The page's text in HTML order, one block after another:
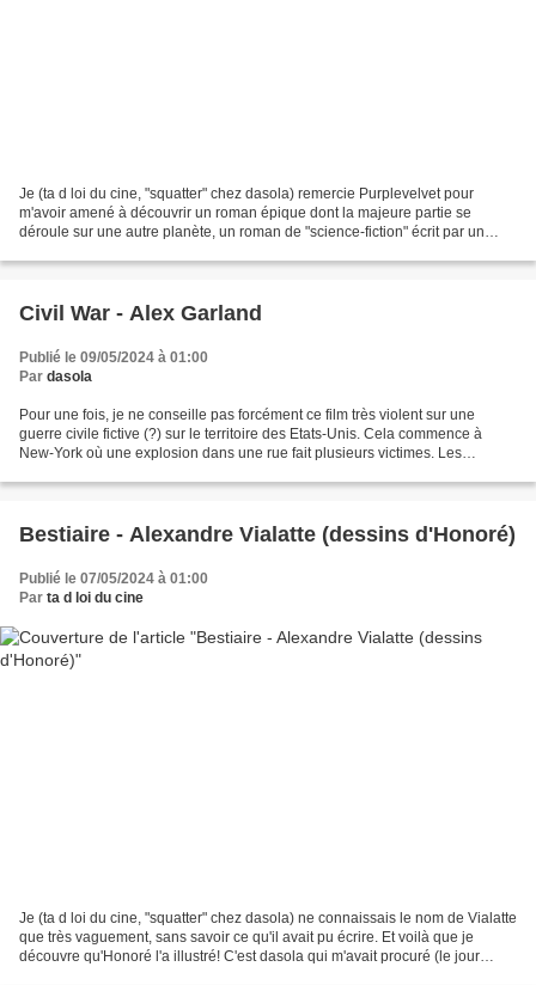
Je (ta d loi du cine, "squatter" chez dasola) remercie Purplevelvet pour
m'avoir amené à découvrir un roman épique dont la majeure partie se
déroule sur une autre planète, un roman de "science-fiction" écrit par un
Civil War - Alex Garland
Publié le 09/05/2024 à 01:00
Par dasola
Pour une fois, je ne conseille pas forcément ce film très violent sur une
guerre civile fictive (?) sur le territoire des Etats-Unis. Cela commence à
New-York où une explosion dans une rue fait plusieurs victimes. Les
Bestiaire - Alexandre Vialatte (dessins d'Honoré)
Publié le 07/05/2024 à 01:00
Par ta d loi du cine
Je (ta d loi du cine, "squatter" chez dasola) ne connaissais le nom de Vialatte
que très vaguement, sans savoir ce qu'il avait pu écrire. Et voilà que je
découvre qu'Honoré l'a illustré! C'est dasola qui m'avait procuré (le jour